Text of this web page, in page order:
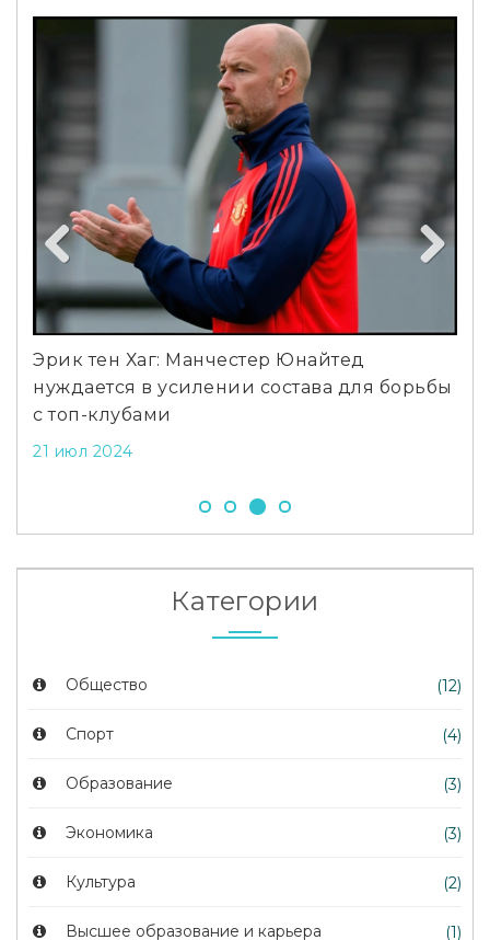
Эрик тен Хаг: Манчестер Юнайтед
нуждается в усилении состава для борьбы
с топ-клубами
21 июл 2024
Previous
Категории
Общество (12)
Спорт (4)
Образование (3)
Экономика (3)
Культура (2)
Высшее образование и карьера (1)